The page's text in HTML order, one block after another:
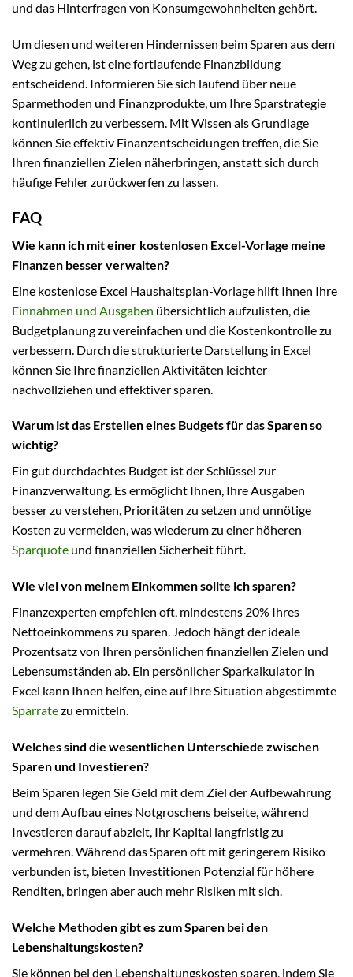
und das Hinterfragen von Konsumgewohnheiten gehört.
Um diesen und weiteren Hindernissen beim Sparen aus dem
Weg zu gehen, ist eine fortlaufende Finanzbildung
entscheidend. Informieren Sie sich laufend über neue
Sparmethoden und Finanzprodukte, um Ihre Sparstrategie
kontinuierlich zu verbessern. Mit Wissen als Grundlage
können Sie effektiv Finanzentscheidungen treffen, die Sie
Ihren finanziellen Zielen näherbringen, anstatt sich durch
häufige Fehler zurückwerfen zu lassen.
FAQ
Wie kann ich mit einer kostenlosen Excel-Vorlage meine
Finanzen besser verwalten?
Eine kostenlose Excel Haushaltsplan-Vorlage hilft Ihnen Ihre
Einnahmen und Ausgaben übersichtlich aufzulisten, die
Budgetplanung zu vereinfachen und die Kostenkontrolle zu
verbessern. Durch die strukturierte Darstellung in Excel
können Sie Ihre finanziellen Aktivitäten leichter
nachvollziehen und effektiver sparen.
Warum ist das Erstellen eines Budgets für das Sparen so
wichtig?
Ein gut durchdachtes Budget ist der Schlüssel zur
Finanzverwaltung. Es ermöglicht Ihnen, Ihre Ausgaben
besser zu verstehen, Prioritäten zu setzen und unnötige
Kosten zu vermeiden, was wiederum zu einer höheren
Sparquote und finanziellen Sicherheit führt.
Wie viel von meinem Einkommen sollte ich sparen?
Finanzexperten empfehlen oft, mindestens 20% Ihres
Nettoeinkommens zu sparen. Jedoch hängt der ideale
Prozentsatz von Ihren persönlichen finanziellen Zielen und
Lebensumständen ab. Ein persönlicher Sparkalkulator in
Excel kann Ihnen helfen, eine auf Ihre Situation abgestimmte
Sparratezu ermitteln.
Welches sind die wesentlichen Unterschiede zwischen
Sparen und Investieren?
Beim Sparen legen Sie Geld mit dem Ziel der Aufbewahrung
und dem Aufbau eines Notgroschens beiseite, während
Investieren darauf abzielt, Ihr Kapital langfristig zu
vermehren. Während das Sparen oft mit geringerem Risiko
verbunden ist, bieten Investitionen Potenzial für höhere
Renditen, bringen aber auch mehr Risiken mit sich.
Welche Methoden gibt es zum Sparen bei den
Lebenshaltungskosten?
Sie können bei den Lebenshaltungskosten sparen, indem Sie